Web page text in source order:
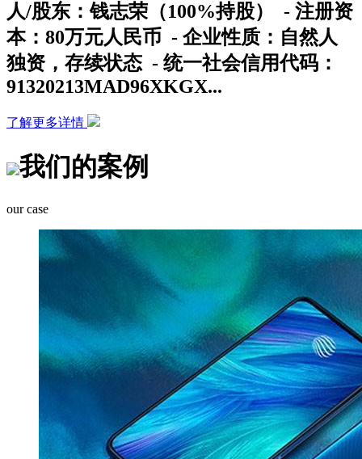
人/股东：钱志荣（100%持股） - 注册资
本：80万元人民币 - 企业性质：自然人
独资，存续状态 - 统一社会信用代码：
91320213MAD96XKGX...
了解更多详情
我们的案例
our case